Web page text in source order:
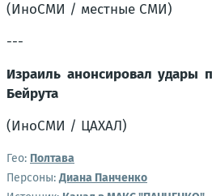
(ИноСМИ / местные СМИ)
---
Израиль анонсировал удары
Бейрута
(ИноСМИ / ЦАХАЛ)
Гео: Полтава
Персоны: Диана Панченко